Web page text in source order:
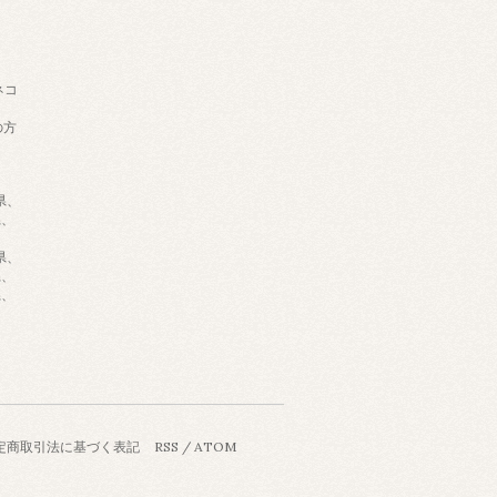
方
商取引法に基づく表記 RSS / ATOM